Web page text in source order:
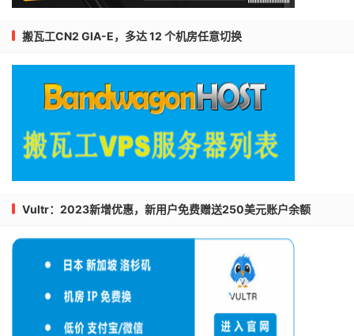
搬瓦工CN2 GIA-E，多达 12 个机房任意切换
Vultr：2023新增优惠，新用户免费赠送250美元账户余额